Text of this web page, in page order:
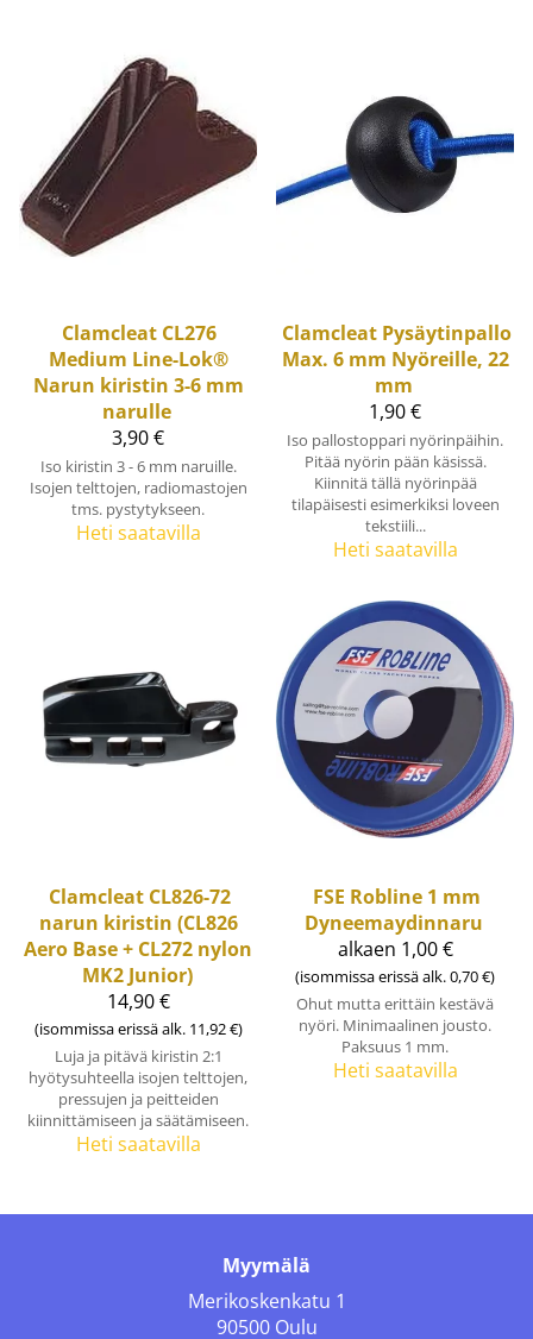
Clamcleat CL276
Medium Line-Lok®
Narun kiristin 3-6 mm
narulle
3,90 €
Iso kiristin 3 - 6 mm naruille.
Isojen telttojen, radiomastojen
tms. pystytykseen.
Heti saatavilla
Clamcleat Pysäytinpallo
Max. 6 mm Nyöreille, 22
mm
1,90 €
Iso pallostoppari nyörinpäihin.
Pitää nyörin pään käsissä.
Kiinnitä tällä nyörinpää
tilapäisesti esimerkiksi loveen
tekstiili...
Heti saatavilla
Clamcleat CL826-72
narun kiristin (CL826
Aero Base + CL272 nylon
MK2 Junior)
14,90 €
(isommissa erissä alk. 11,92 €)
Luja ja pitävä kiristin 2:1
hyötysuhteella isojen telttojen,
pressujen ja peitteiden
kiinnittämiseen ja säätämiseen.
Heti saatavilla
FSE Robline 1 mm
Dyneemaydinnaru
alkaen 1,00 €
(isommissa erissä alk. 0,70 €)
Ohut mutta erittäin kestävä
nyöri. Minimaalinen jousto.
Paksuus 1 mm.
Heti saatavilla
Myymälä
Merikoskenkatu 1
90500 Oulu